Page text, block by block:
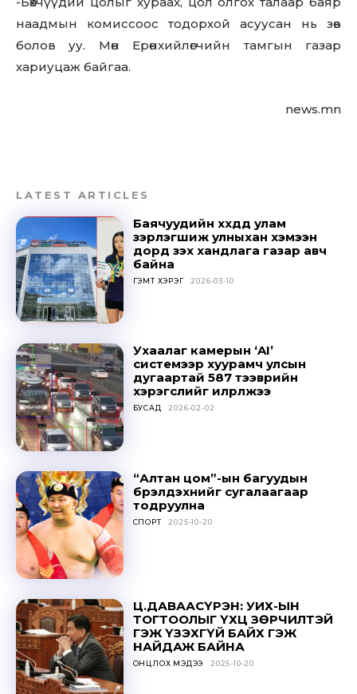
to stay in the loop.
наадмын комиссоос тодорхой асуусан нь зөв
болов уу. Мөн Ерөнхийлөгчийн тамгын газар
хариуцаж байгаа.
news.mn
LATEST ARTICLES
Баячуудийн хүүхдүүд улам
зэрлэгшиж улныхан хэмээн
дорд үзэх хандлага газар авч
байна
ГЭМТ ХЭРЭГ 2026-03-10
Ухаалаг камерын ‘AI’
системээр хуурамч улсын
дугаартай 587 тээврийн
хэрэгслийг илрүүлжээ
БУСАД 2026-02-02
“Алтан цом”-ын багуудын
бүрэлдэхүүнийг сугалаагаар
тодруулна
СПОРТ 2025-10-20
Ц.ДАВААСҮРЭН: УИХ-ЫН
ТОГТООЛЫГ ҮХЦ ЗӨРЧИЛТЭЙ
ГЭЖ ҮЗЭХГҮЙ БАЙХ ГЭЖ
НАЙДАЖ БАЙНА
ОНЦЛОХ МЭДЭЭ 2025-10-20